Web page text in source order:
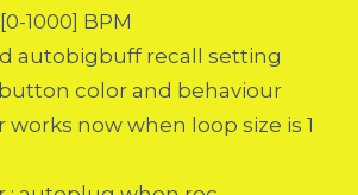
1000] BPM
autobigbuff recall setting
color and behaviour
works now when loop size is 1